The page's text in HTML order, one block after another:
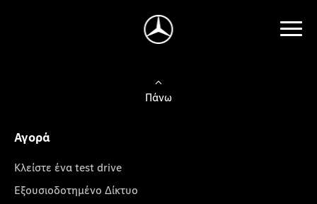
Πάνω
Αγορά
Κλείστε ένα test drive
Εξουσιοδοτημένο Δίκτυο